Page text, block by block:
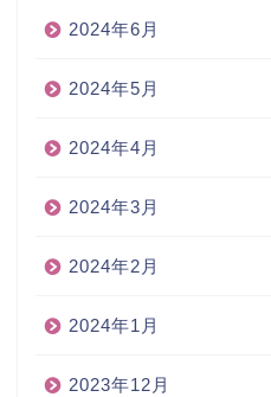
2024年6月
2024年5月
2024年4月
2024年3月
2024年2月
2024年1月
2023年12月